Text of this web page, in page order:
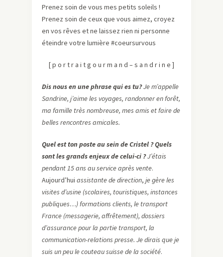
Prenez soin de vous mes petits soleils !
Prenez soin de ceux que vous aimez, croyez
en vos rêves et ne laissez rien ni personne
éteindre votre lumière #coeursurvous
[ p o r t r a i t g o u r m a n d – s a n d r i n e ]
Dis nous en une phrase qui es tu?Je m’appelle
Sandrine, j’aime les voyages, randonner en forêt,
ma famille très nombreuse, mes amis et faire de
belles rencontres amicales.
Quel est ton poste au sein de Cristel ? Quels
sont les grands enjeux de celui-ci ?J’étais
pendant 15 ans au service après vente.
Aujourd’hui assistante de direction, je gère les
visites d’usine (scolaires, touristiques, instances
publiques…) formations clients, le transport
France (messagerie, affrêtement), dossiers
d’assurance pour la partie transport, la
communication-relations presse. Je dirais que je
suis un peu le couteau suisse de la société.